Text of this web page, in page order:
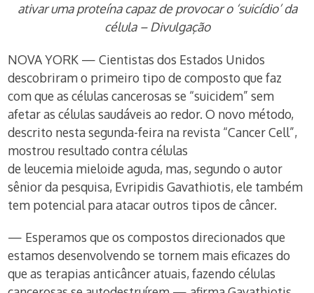
ativar uma proteína capaz de provocar o ‘suicídio’ da
célula – Divulgação
NOVA YORK — Cientistas dos Estados Unidos
descobriram o primeiro tipo de composto que faz
com que as células cancerosas se “suicidem” sem
afetar as células saudáveis ao redor. O novo método,
descrito nesta segunda-feira na revista “Cancer Cell”,
mostrou resultado contra células
de leucemia mieloide aguda, mas, segundo o autor
sênior da pesquisa, Evripidis Gavathiotis, ele também
tem potencial para atacar outros tipos de câncer.
— Esperamos que os compostos direcionados que
estamos desenvolvendo se tornem mais eficazes do
que as terapias anticâncer atuais, fazendo células